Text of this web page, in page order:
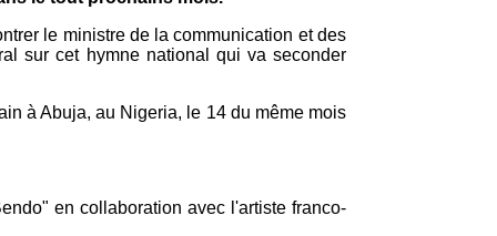
le ministre de la communication et des
sur cet hymne national qui va seconder
à Abuja, au Nigeria, le 14 du même mois
en collaboration avec l'artiste franco-